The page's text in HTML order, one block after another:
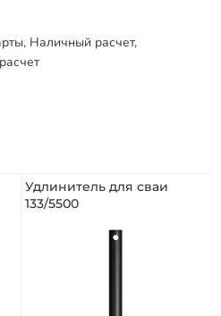
Наличный расчет,
Удлинитель для сваи
133/5500